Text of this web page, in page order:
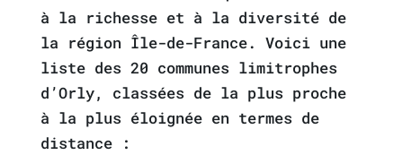
à la richesse et à la diversité de
la région Île-de-France. Voici une
liste des 20 communes limitrophes
d’Orly, classées de la plus proche
à la plus éloignée en termes de
distance :